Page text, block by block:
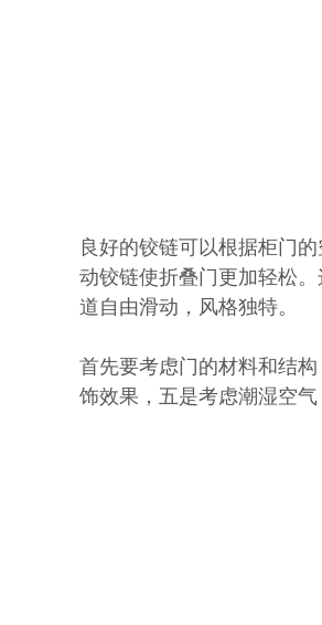
良好的铰链可以根据柜门
动铰链使折叠门更加轻松
道自由滑动，风格独特。
首先要考虑门的材料和结
饰效果，五是考虑潮湿空